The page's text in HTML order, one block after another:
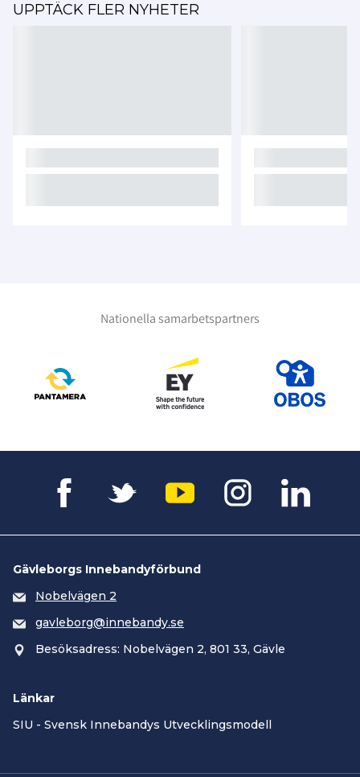
UPPTÄCK FLER NYHETER
Nationella samarbetspartners
Gävleborgs Innebandyförbund
Nobelvägen 2
gavleborg@innebandy.se
Besöksadress: Nobelvägen 2, 801 33, Gävle
Länkar
SIU - Svensk Innebandys Utvecklingsmodell